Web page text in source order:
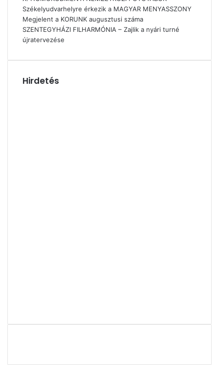
Székelyudvarhelyre érkezik a MAGYAR MENYASSZONY
Megjelent a KORUNK augusztusi száma
SZENTEGYHÁZI FILHARMÓNIA – Zajlik a nyári turné
újratervezése
Hirdetés